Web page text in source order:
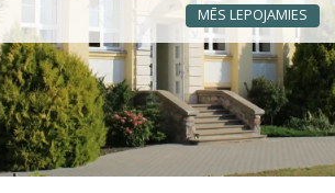
MĒS LEPOJAMIES